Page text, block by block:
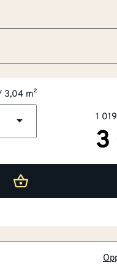
3,04 m²
1
3